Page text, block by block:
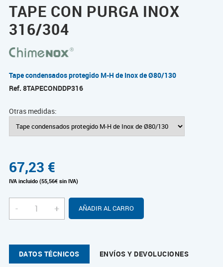
TAPE CON PURGA INOX
316/304
Tape condensados protegido M-H de Inox de Ø80/130
Ref. 8TAPECONDDP316
Otras medidas:
67,23 €
IVA incluido (55,56€ sin IVA)
- + AÑADIR AL CARRO
DATOS TÉCNICOS
ENVÍOS Y DEVOLUCIONES